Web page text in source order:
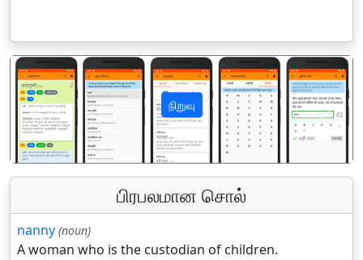
நிறுவு
पिछला अगला
பிரபலமான சொல்
nanny (noun)
A woman who is the custodian of children.